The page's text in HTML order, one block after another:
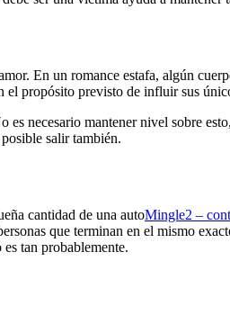
En un romance estafa, algún
propósito previsto de influir sus
es necesario mantener nivel sobre
salir también.
cantidad de una autoMingle2 –
que terminan en el mismo
tan probablemente.